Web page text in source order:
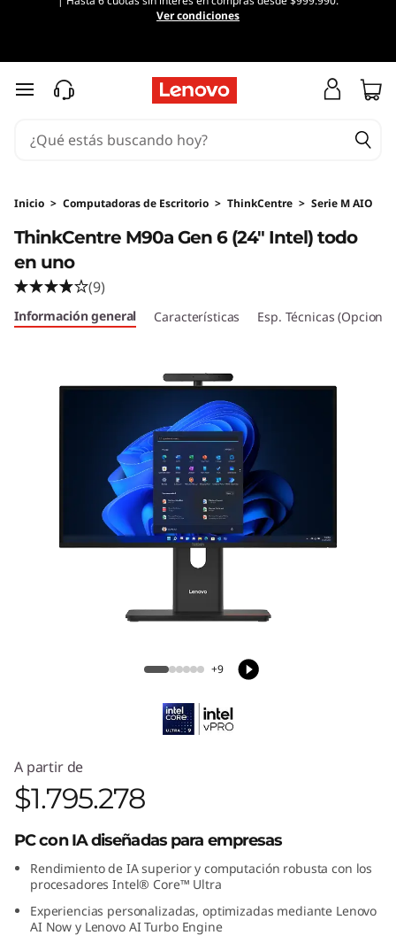
Ver condiciones
Ir al contenido principal
Inicio > Computadoras de Escritorio > ThinkCentre > Serie M AIO
ThinkCentre M90a Gen 6 (24" Intel)
ThinkCentre M90a Gen 6 (24" Intel) todo
en uno
(9)
Información general Características Esp. Técnicas
+9
A partir de
$1.795.278
PC con IA diseñadas para empresas
Rendimiento de IA superior y computación robusta con los
procesadores Intel® Core™ Ultra
Experiencias personalizadas, optimizadas mediante Lenovo
AI Now y Lenovo AI Turbo Engine